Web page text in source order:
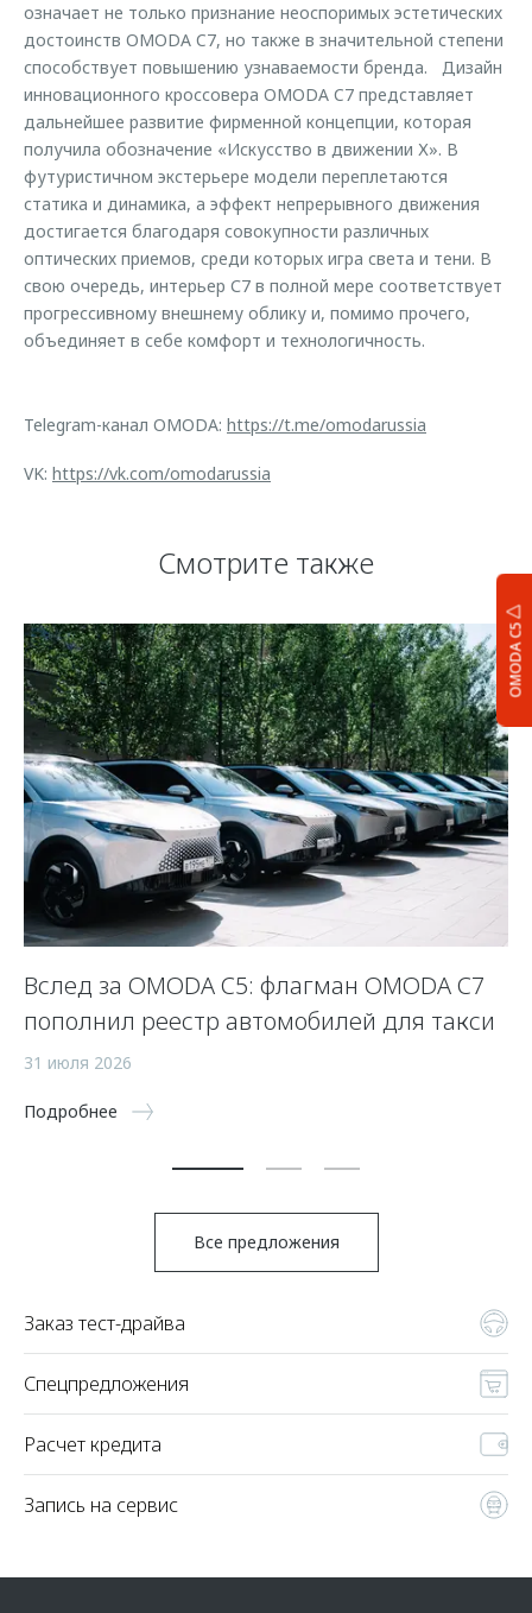
OMODA C5
означает не только признание неоспоримых эстетических
достоинств OMODA C7, но также в значительной степени
способствует повышению узнаваемости бренда. Дизайн
инновационного кроссовера OMODA C7 представляет
дальнейшее развитие фирменной концепции, которая
получила обозначение «Искусство в движении Х». В
футуристичном экстерьере модели переплетаются
статика и динамика, а эффект непрерывного движения
достигается благодаря совокупности различных
оптических приемов, среди которых игра света и тени. В
свою очередь, интерьер С7 в полной мере соответствует
прогрессивному внешнему облику и, помимо прочего,
объединяет в себе комфорт и технологичность.
Telegram-канал OMODA: https://t.me/omodarussia
VK: https://vk.com/omodarussia
Смотрите также
Вслед за OMODA C5: флагман OMODA C7
пополнил реестр автомобилей для такси
31 июля 2026
Подробнее
Все предложения
Заказ тест-драйва
Спецпредложения
Расчет кредита
Запись на сервис